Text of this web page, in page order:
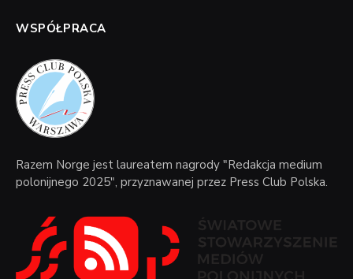
WSPÓŁPRACA
Razem Norge jest laureatem nagrody "Redakcja medium
polonijnego 2025", przyznawanej przez Press Club Polska.